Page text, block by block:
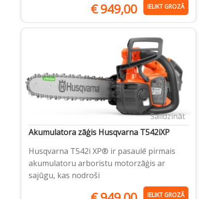
€949,00 IELIKT GROZĀ
Salīdzināt
Akumulatora zāģis Husqvarna T542iXP
Husqvarna T542i XP® ir pasaulē pirmais
akumulatoru arboristu motorzāģis ar
sajūgu, kas nodroši
IELIKT GROZĀ